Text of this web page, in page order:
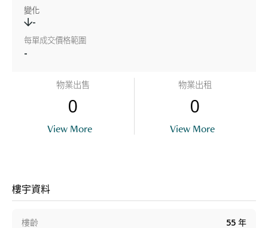
變化
-
每單成交價格範圍
-
物業出售
0
View More
物業出租
0
View More
樓宇資料
樓齡 55 年